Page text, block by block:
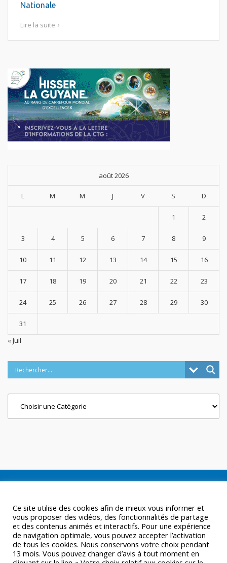
Nationale
Lire la suite
août 2026
L M M J V S D
1 2
3 4 5 6 7 8 9
10 11 12 13 14 15 16
17 18 19 20 21 22 23
24 25 26 27 28 29 30
31
« Juil
Ce site utilise des cookies afin de mieux vous informer et
vous proposer des vidéos, des fonctionnalités de partage
et des contenus animés et interactifs. Pour une expérience
de navigation optimale, vous pouvez accepter l’activation
de tous les cookies. Nous conservons votre choix pendant
13 mois. Vous pouvez changer d’avis à tout moment en